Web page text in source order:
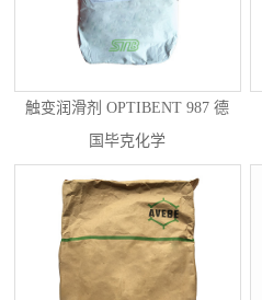
触变润滑剂 OPTIBENT 987 德
国毕克化学